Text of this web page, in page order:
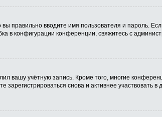
правильно вводите имя пользователя и пароль.
в конфигурации конференции, свяжитесь с
вашу учётную запись. Кроме того, многие
снова и активнее участвовать в